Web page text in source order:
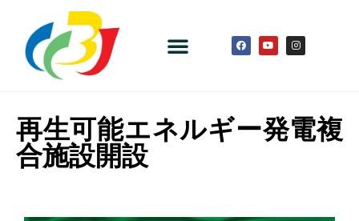
再生可能エネルギー発電複
合施設開設